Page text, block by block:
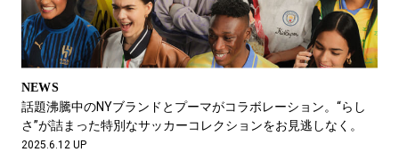
NEWS
話題沸騰中のNYブランドとプーマがコラボレーション。“らし
さ”が詰まった特別なサッカーコレクションをお見逃しなく。
2025.6.12 UP